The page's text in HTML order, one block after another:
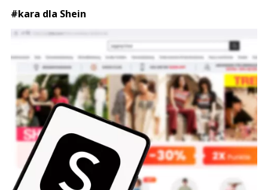
#kara dla Shein